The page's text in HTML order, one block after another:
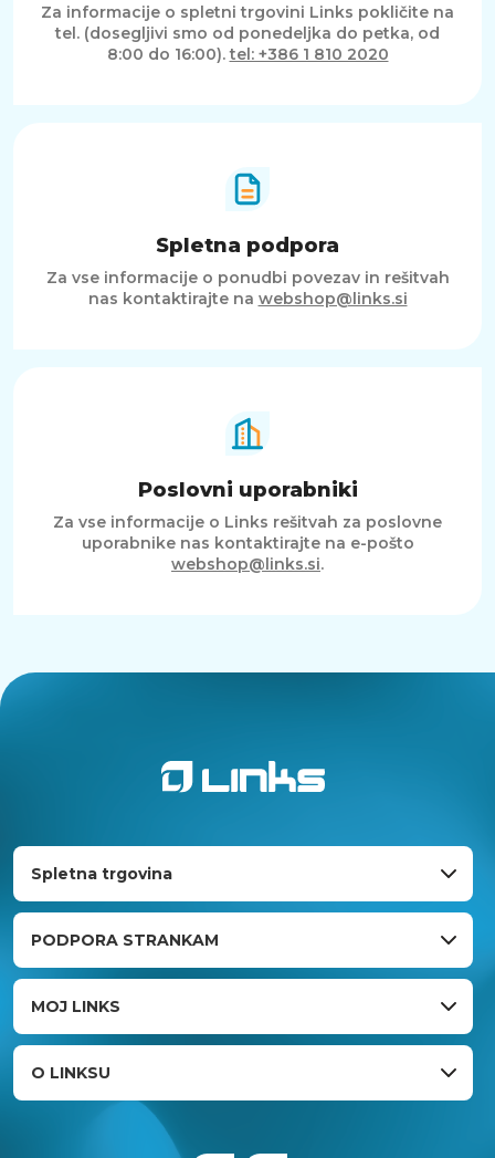
Za informacije o spletni trgovini Links pokličite na
tel. (dosegljivi smo od ponedeljka do petka, od
8:00 do 16:00).tel: +386 1 810 2020
Spletna podpora
Za vse informacije o ponudbi povezav in rešitvah
nas kontaktirajte na webshop@links.si
Poslovni uporabniki
Za vse informacije o Links rešitvah za poslovne
uporabnike nas kontaktirajte na e-pošto
webshop@links.si.
Spletna trgovina
PODPORA STRANKAM
MOJ LINKS
O LINKSU